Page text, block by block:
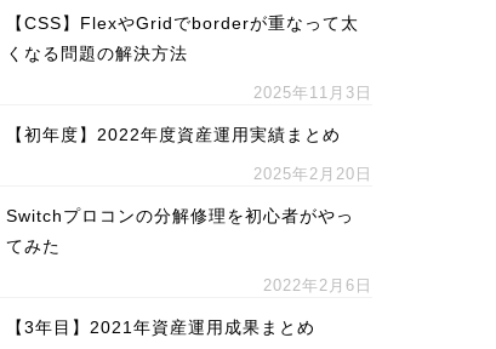
【CSS】FlexやGridでborderが重なって太
くなる問題の解決方法
2025年11月3日
【初年度】2022年度資産運用実績まとめ
2025年2月20日
Switchプロコンの分解修理を初心者がやっ
てみた
2022年2月6日
【3年目】2021年資産運用成果まとめ